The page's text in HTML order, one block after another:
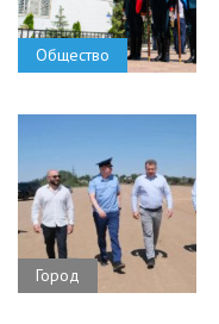
Общество
Город